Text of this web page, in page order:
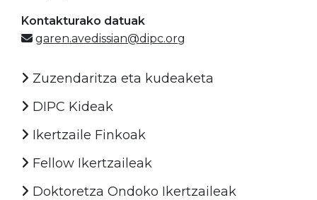
Kontakturako datuak
garen.avedissian@dipc.org
Zuzendaritza eta kudeaketa
DIPC Kideak
Ikertzaile Finkoak
Fellow Ikertzaileak
Doktoretza Ondoko Ikertzaileak